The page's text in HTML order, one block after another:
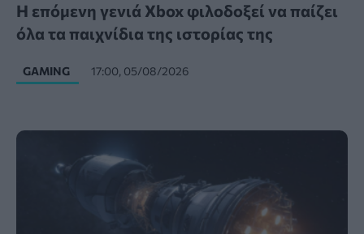
Η επόμενη γενιά Xbox φιλοδοξεί να παίζει
όλα τα παιχνίδια της ιστορίας της
GAMING 17:00, 05/08/2026